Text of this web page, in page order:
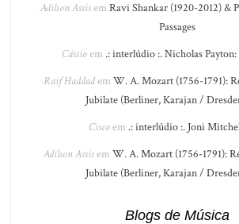
Adilson Assisem Ravi Shankar (1920-2012) &
Passages
Cássioem .: interlúdio :. Nicholas
Raif Haddadem W. A. Mozart (1756-1791):
Jubilate (Berliner, Karajan /
Ciscoem .: interlúdio :. Joni
Adilson Assisem W. A. Mozart (1756-1791):
Jubilate (Berliner, Karajan /
Blogs de Música